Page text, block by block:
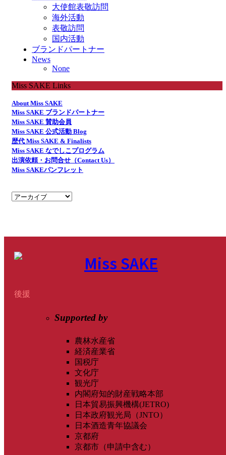
大使館表敬訪問
海外活動
表敬訪問
国内活動
ブランドパートナー
News
None
Miss SAKE Links
About Miss SAKE
Miss SAKE ブランドパートナー
Miss SAKE 賛助会員
Miss SAKE 公式活動 Blog
歴代 Miss SAKE & Finalists
Miss SAKE なでしこプログラム
出演依頼・お問合せ（Contact Us）
Miss SAKEパンフレット
後援
Supported by
農林水産省
経済産業省
国税庁
文化庁
観光庁
内閣府知的財産戦略本部
日本貿易振興機構(JETRO)
日本政府観光局（JNTO）
日本酒造青年協議会
京都府
京都市（申請中含む）